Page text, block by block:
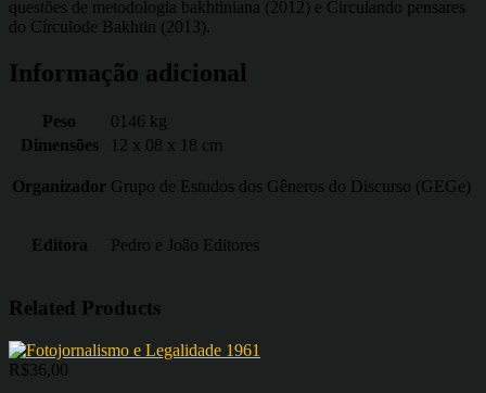
questões de metodologia bakhtiniana (2012) e Circulando pensares
do Círculode Bakhtin (2013).
Informação adicional
Peso
0146 kg
Dimensões
12 x 08 x 18 cm
Organizador Grupo de Estudos dos Gêneros do Discurso (GEGe)
Editora Pedro e João Editores
Related Products
R$36,00